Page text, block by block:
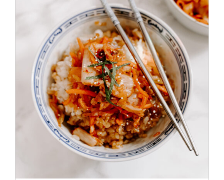
ADD TO CART / DÉTAILS